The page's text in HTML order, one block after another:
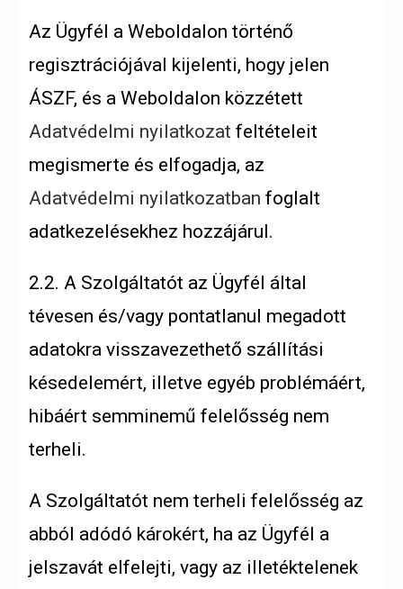
Az Ügyfél a Weboldalon történő
regisztrációjával kijelenti, hogy jelen
ÁSZF, és a Weboldalon közzétett
Adatvédelmi nyilatkozat feltételeit
megismerte és elfogadja, az
Adatvédelmi nyilatkozatban foglalt
adatkezelésekhez hozzájárul.
2.2. A Szolgáltatót az Ügyfél által
tévesen és/vagy pontatlanul megadott
adatokra visszavezethető szállítási
késedelemért, illetve egyéb problémáért,
hibáért semminemű felelősség nem
terheli.
A Szolgáltatót nem terheli felelősség az
abból adódó károkért, ha az Ügyfél a
jelszavát elfelejti, vagy az illetéktelenek